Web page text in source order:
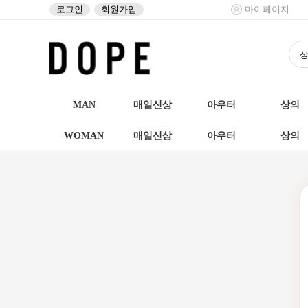
로그인 회원가입 마이페이지
MAN 매일신상 아우터 상의
WOMAN 매일신상 아우터 상의